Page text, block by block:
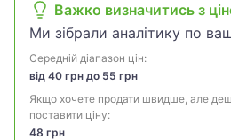
Важко визначитись з
Ми зібрали аналітику по
Середній діапазон цін:
від 40 грн до 55 грн
Якщо хочете продати швидше, але
поставити ціну:
48 грн